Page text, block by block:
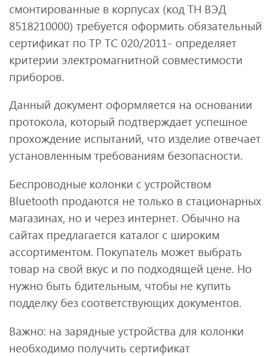
смонтированные в корпусах (код ТН ВЭД
8518210000) требуется оформить обязательный
сертификат по ТР ТС 020/2011- определяет
критерии электромагнитной совместимости
приборов.
Данный документ оформляется на основании
протокола, который подтверждает успешное
прохождение испытаний, что изделие отвечает
установленным требованиям безопасности.
Беспроводные колонки с устройством
Bluetooth продаются не только в стационарных
магазинах, но и через интернет. Обычно на
сайтах предлагается каталог с широким
ассортиментом. Покупатель может выбрать
товар на свой вкус и по подходящей цене. Но
нужно быть бдительным, чтобы не купить
подделку без соответствующих документов.
Важно: на зарядные устройства для колонки
необходимо получить сертификат